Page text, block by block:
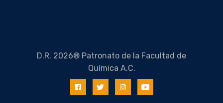
D.R. 2026® Patronato de la Facultad de
Química A.C.